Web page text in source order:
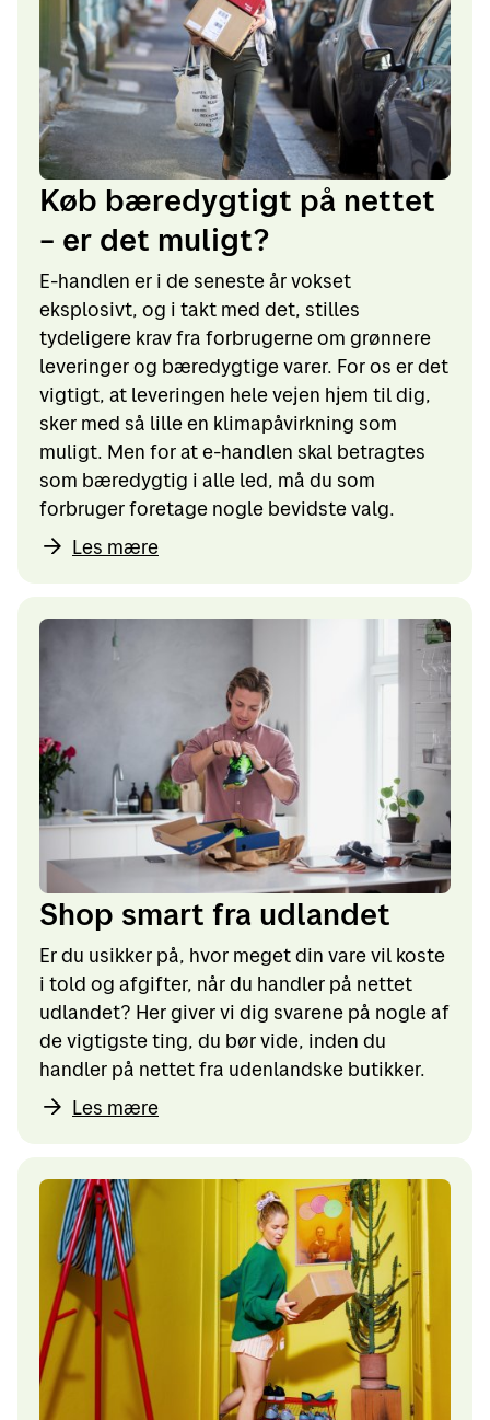
Køb bæredygtigt på nettet
– er det muligt?
E-handlen er i de seneste år vokset
eksplosivt, og i takt med det, stilles
tydeligere krav fra forbrugerne om grønnere
leveringer og bæredygtige varer. For os er det
vigtigt, at leveringen hele vejen hjem til dig,
sker med så lille en klimapåvirkning som
muligt. Men for at e-handlen skal betragtes
som bæredygtig i alle led, må du som
forbruger foretage nogle bevidste valg.
Les mære
Shop smart fra udlandet
Er du usikker på, hvor meget din vare vil koste
i told og afgifter, når du handler på nettet
udlandet? Her giver vi dig svarene på nogle af
de vigtigste ting, du bør vide, inden du
handler på nettet fra udenlandske butikker.
Les mære